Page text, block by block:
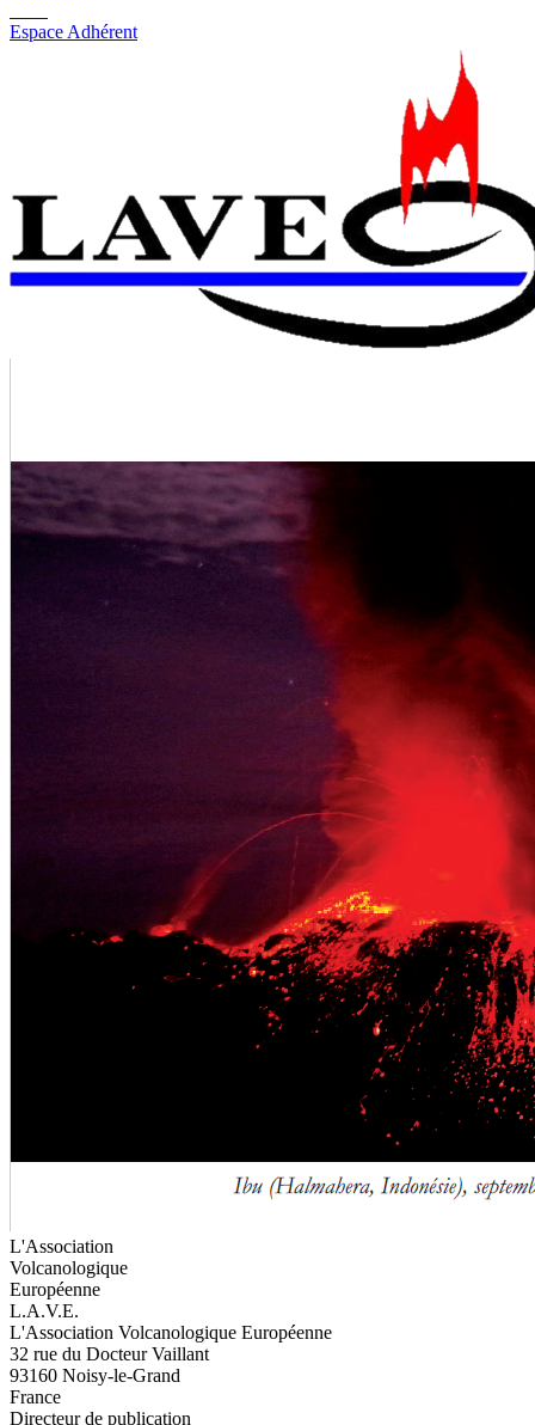
Espace Adhérent
L'Association
Volcanologique
Européenne
L.A.V.E.
L'Association Volcanologique Européenne
32 rue du Docteur Vaillant
93160 Noisy-le-Grand
France
Directeur de publication